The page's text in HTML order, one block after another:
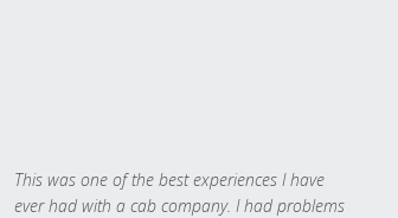
This was one of the best experiences I have
ever had with a cab company. I had problems